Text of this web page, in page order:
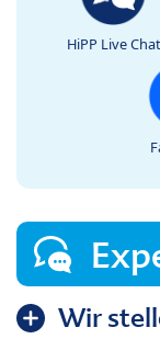
HiPP Live Chat
Wir